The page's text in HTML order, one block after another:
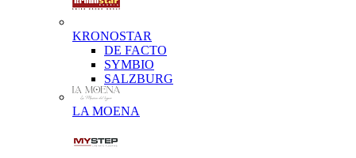
KRONOSTAR
DE FACTO
SYMBIO
SALZBURG
LA MOENA